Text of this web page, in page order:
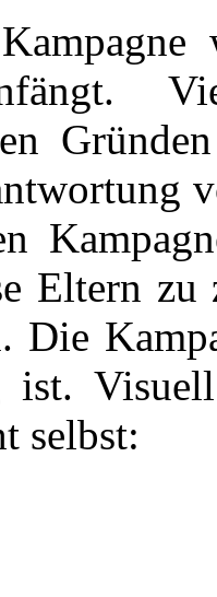
Eltern zu
Die
ist.
selbst: